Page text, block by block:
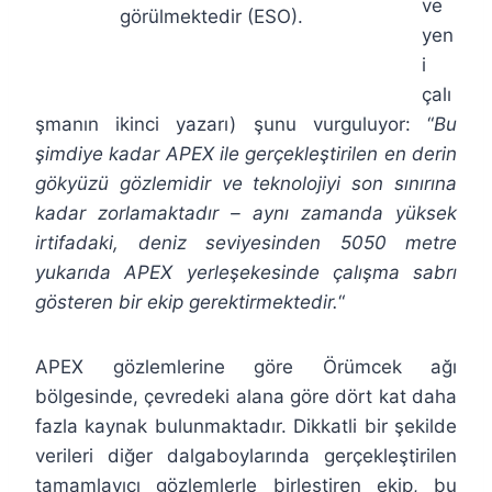
görülmektedir (ESO).
ve
yen
i
çalı
şmanın ikinci yazarı) şunu vurguluyor: “Bu
şimdiye kadar APEX ile gerçekleştirilen en derin
gökyüzü gözlemidir ve teknolojiyi son sınırına
kadar zorlamaktadır – aynı zamanda yüksek
irtifadaki, deniz seviyesinden 5050 metre
yukarıda APEX yerleşekesinde çalışma sabrı
gösteren bir ekip gerektirmektedir.“
APEX gözlemlerine göre Örümcek ağı
bölgesinde, çevredeki alana göre dört kat daha
fazla kaynak bulunmaktadır. Dikkatli bir şekilde
verileri diğer dalgaboylarında gerçekleştirilen
tamamlayıcı gözlemlerle birleştiren ekip, bu